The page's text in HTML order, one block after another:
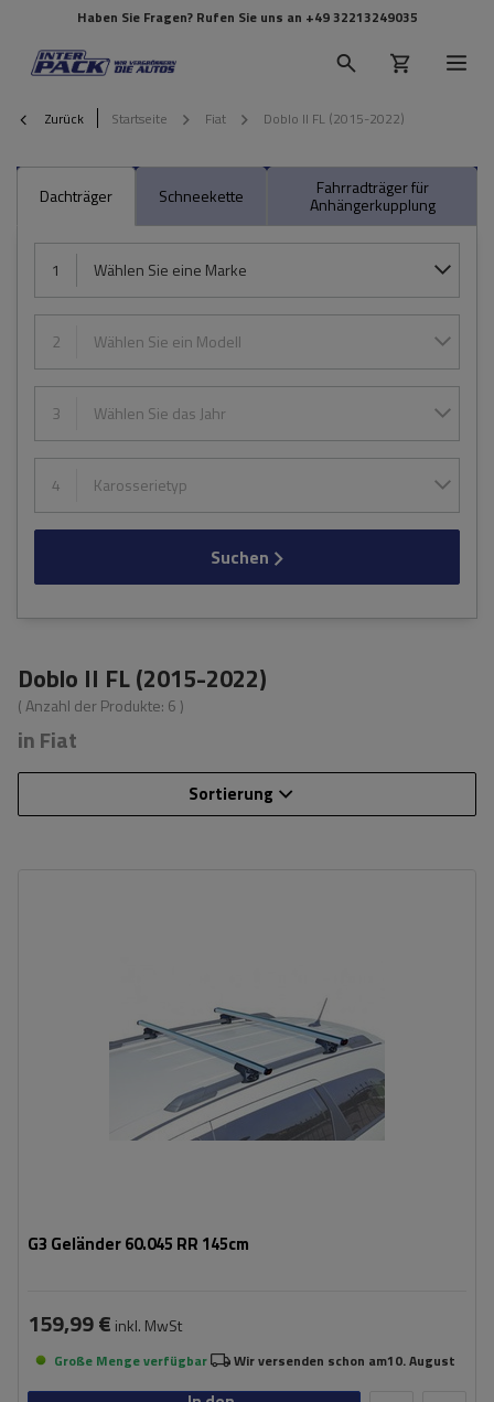
Haben Sie Fragen? Rufen Sie uns an +49 32213249035
Zurück Startseite Fiat Doblo II FL (2015-2022)
Dachträger Schneekette Fahrradträger für
Anhängerkupplung
1 Wählen Sie eine Marke
2 Wählen Sie ein Modell
3 Wählen Sie das Jahr
4 Karosserietyp
Suchen
Doblo II FL (2015-2022)
( Anzahl der Produkte: 6 )
in Fiat
Sortierung
G3 Geländer 60.045 RR 145cm
159,99 € inkl. MwSt
Große Menge verfügbar Wir versenden schon am10. August